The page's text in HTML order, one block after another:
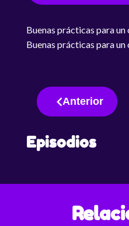
Buenas prácticas para
Buenas prácticas para
Anterior
Episodios